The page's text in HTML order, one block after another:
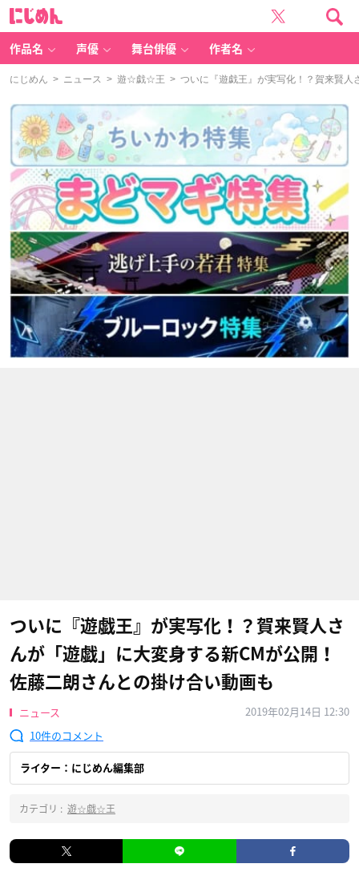
作品名 声優 舞台俳優 作者名
にじめん > ニュース > 遊☆戯☆王 > ついに『遊戯王』が実写化！？賀来賢人
ついに『遊戯王』が実写化！？賀来賢人さ
んが「遊戯」に大変身する新CMが公開！
佐藤二朗さんとの掛け合い動画も
ニュース
2019年02月14日 12:30
10
ライター：にじめん編集部
カテゴリ : 遊☆戯☆王